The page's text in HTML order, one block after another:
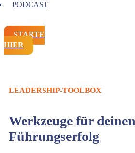
PODCAST
STARTE
HIER
LEADERSHIP-TOOLBOX
Werkzeuge für deinen
Führungserfolg